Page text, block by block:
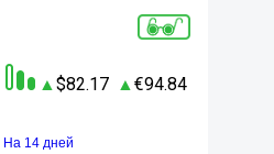
82.17 94.84
На 14 дней